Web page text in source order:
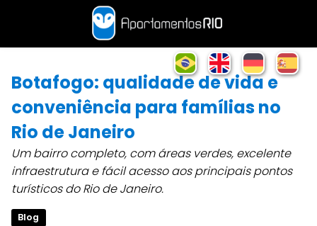
Botafogo: qualidade de vida e
conveniência para famílias no
Rio de Janeiro
Um bairro completo, com áreas verdes, excelente
infraestrutura e fácil acesso aos principais pontos
turísticos do Rio de Janeiro.
Blog